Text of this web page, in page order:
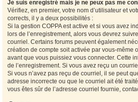
Je suis enregistré mais je ne peux pas me
Vérifiez, en premier, votre nom d’utilisateur et
corrects, il y a deux possibilités :
Si la gestion COPPA est active et si vous avez
lors de l’enregistrement, alors vous devrez
courriel. Certains forums peuvent également
création de compte soit activée par vous-même
avant que vous puissiez vous connecter. Cette
de l’enregistrement. Si vous avez reçu un
Si vous n’avez pas reçu de courriel, il se peut
adresse incorrecte ou que le courriel ait été
vous êtes sûr de l’adresse courriel fournie,